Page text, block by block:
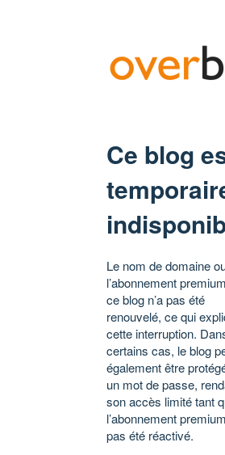
Ce blog
Le nom de domaine
l’abonnement
ce blog n’a pas été
renouvelé, ce qui
cette interruption.
certains cas, le blog
également être
un mot de passe,
son accès limité tant
l’abonnement
pas été réactivé.